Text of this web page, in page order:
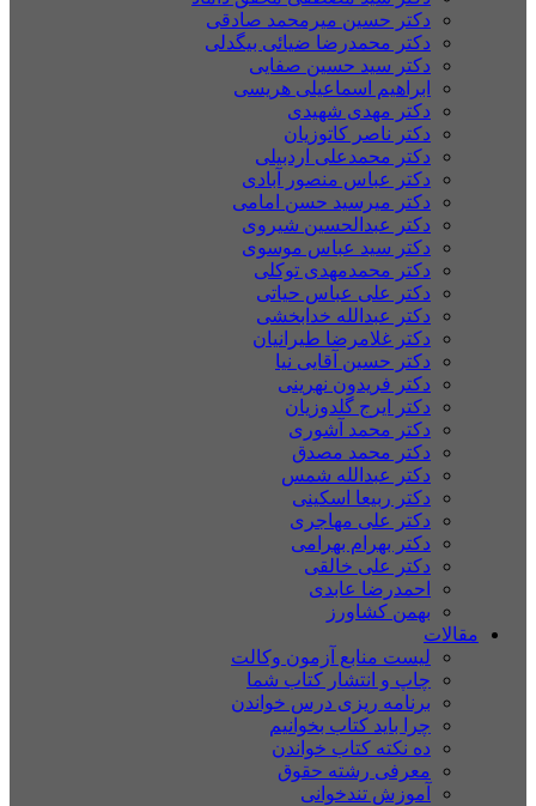
دکتر حسین میرمحمد صادقی
دکتر محمدرضا ضیائی بیگدلی
دکتر سید حسین صفایی
ابراهیم اسماعیلی هریسی
دکتر مهدی شهیدی
دکتر ناصر کاتوزیان
دکتر محمدعلی اردبیلی
دکتر عباس منصور آبادی
دکتر میرسید حسن امامی
دکتر عبدالحسین شیروی
دکتر سید عباس موسوی
دکتر محمدمهدی توکلی
دکتر علی عباس حیاتی
دکتر عبدالله خدابخشی
دکتر غلامرضا طیرانیان
دکتر حسین آقایی نیا
دکتر فریدون نهرینی
دکتر ایرج گلدوزیان
دکتر محمد آشوری
دکتر محمد مصدق
دکتر عبدالله شمس
دکتر ربیعا اسکینی
دکتر علی مهاجری
دکتر بهرام بهرامی
دکتر علی خالقی
احمدرضا عابدی
بهمن کشاورز
مقالات
لیست منابع آزمون وکالت
چاپ و انتشار کتاب شما
برنامه ریزی درس خواندن
چرا باید کتاب بخوانیم
ده نکته کتاب خواندن
معرفی رشته حقوق
آموزش تندخوانی